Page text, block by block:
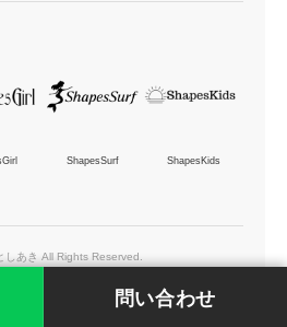
ShapesSurf ShapesKids
あき All Rights Reserved.
問い合わせ